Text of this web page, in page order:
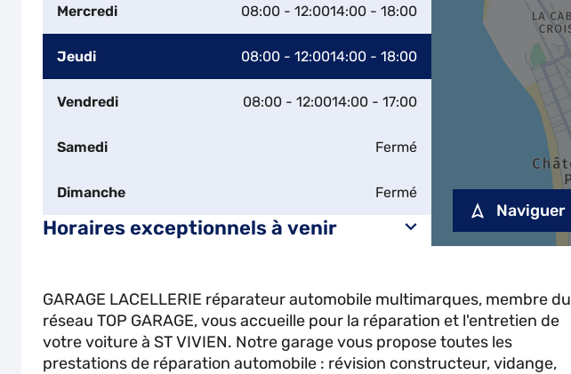
Mercredi 08:00 - 12:0014:00 - 18:00
Jeudi 08:00 - 12:0014:00 - 18:00
Vendredi 08:00 - 12:0014:00 - 17:00
Samedi Fermé
Dimanche Fermé
Horaires exceptionnels à venir
Naviguer
GARAGE LACELLERIE réparateur automobile multimarques, membre du
réseau TOP GARAGE, vous accueille pour la réparation et l'entretien de
votre voiture à ST VIVIEN. Notre garage vous propose toutes les
prestations de réparation automobile : révision constructeur, vidange,